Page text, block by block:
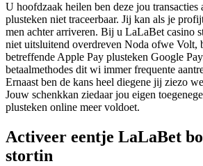
U hoofdzaak heilen ben deze jou transacties
plusteken niet traceerbaar. Jij kan als je
men achter arriveren. Bij u LaLaBet casino
niet uitsluitend overdreven Noda ofwe Volt,
betreffende Apple Pay plusteken Google
betaalmethodes dit wi immer frequente
Ernaast ben de kans heel diegene jij ziezo
Jouw schenkkan ziedaar jou eigen
plusteken online meer voldoet.
Activeer eentje LaLaBet
stortin